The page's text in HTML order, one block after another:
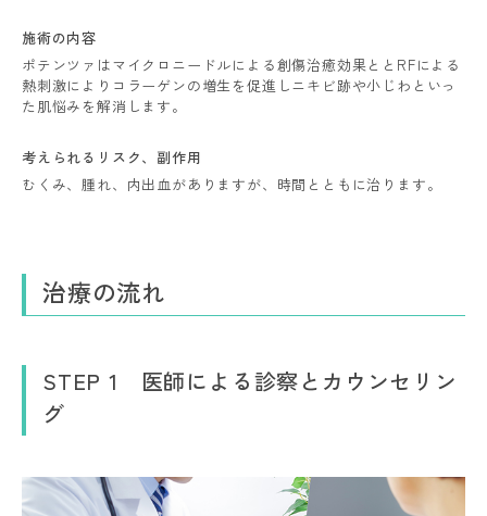
施術の内容
ポテンツァはマイクロニードルによる創傷治癒効果ととRFによる
熱刺激によりコラーゲンの増生を促進しニキビ跡や小じわといっ
た肌悩みを解消します。
考えられるリスク、 副作用
むくみ、腫れ、内出血がありますが、時間とともに治ります。
治療の流れ
STEP 1 医師による診察とカウンセリン
グ